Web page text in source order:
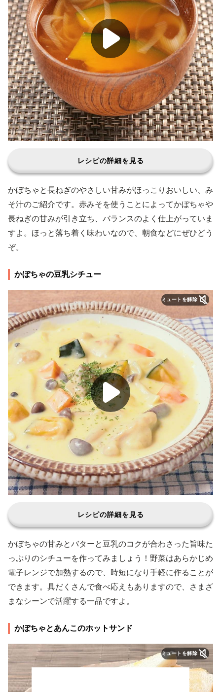
レシピの詳細を見る
かぼちゃと長ねぎのやさしい甘みがほっこりおいしい、み
そ汁のご紹介です。赤みそを使うことによってかぼちゃや
長ねぎの甘みが引き立ち、バランスのよく仕上がっていま
すよ。ほっと落ち着く味わいなので、朝食などにぜひどう
ぞ。
かぼちゃの豆乳シチュー
ミュートを解除
レシピの詳細を見る
かぼちゃの甘みとバターと豆乳のコクが合わさった旨味た
っぷりのシチューを作ってみましょう！野菜はあらかじめ
電子レンジで加熱するので、時短になり手軽に作ることが
できます。具だくさんで食べ応えもありますので、さまざ
まなシーンで活躍する一品ですよ。
かぼちゃとあんこのホットサンド
ミュートを解除